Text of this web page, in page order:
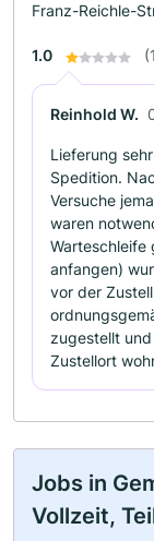
Franz-Reichle-
1.0
Reinhold W.
Lieferung
Spedition.
Versuche
waren
Warteschleife
anfangen)
vor der
zugestellt
Zustellort
Jobs in
Vollzeit,